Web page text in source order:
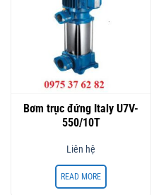
Bơm trục đứng Italy U7V-
550/10T
Liên hệ
READ MORE